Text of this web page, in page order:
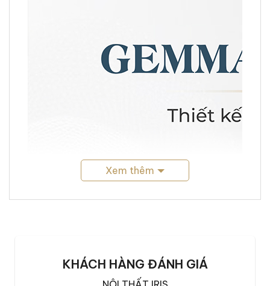
Xem thêm
KHÁCH HÀNG ĐÁNH GIÁ